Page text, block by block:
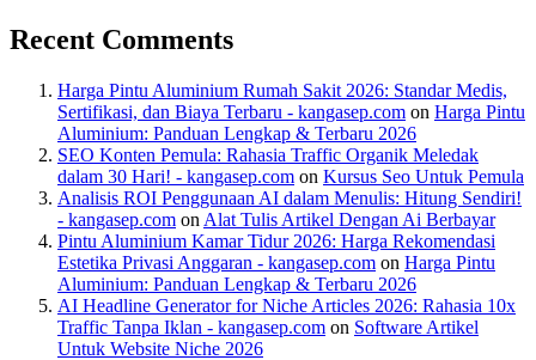
Recent Comments
Harga Pintu Aluminium Rumah Sakit 2026: Standar Medis,
Sertifikasi, dan Biaya Terbaru - kangasep.com on Harga Pintu
Aluminium: Panduan Lengkap & Terbaru 2026
SEO Konten Pemula: Rahasia Traffic Organik Meledak
dalam 30 Hari! - kangasep.com on Kursus Seo Untuk Pemula
Analisis ROI Penggunaan AI dalam Menulis: Hitung Sendiri!
- kangasep.com on Alat Tulis Artikel Dengan Ai Berbayar
Pintu Aluminium Kamar Tidur 2026: Harga Rekomendasi
Estetika Privasi Anggaran - kangasep.com on Harga Pintu
Aluminium: Panduan Lengkap & Terbaru 2026
AI Headline Generator for Niche Articles 2026: Rahasia 10x
Traffic Tanpa Iklan - kangasep.com on Software Artikel
Untuk Website Niche 2026